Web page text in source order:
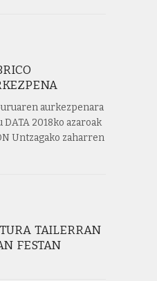
aurkezpenara
2018ko azaroak
Untzagako zaharren
TAILERRAN
FESTAN